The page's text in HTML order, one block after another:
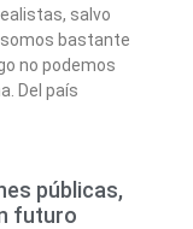
salvo
bastante
no podemos
Del país
públicas,
futuro